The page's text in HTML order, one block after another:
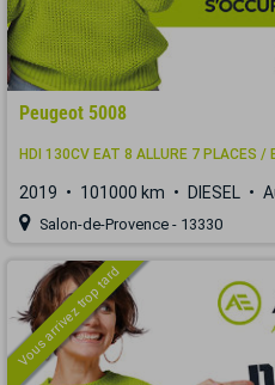
Peugeot 5008
HDI 130CV EAT 8 ALLURE 7 PLACES /
2019 101000 km DIESEL
Salon-de-Provence - 13330
Vous arrivez trop tard